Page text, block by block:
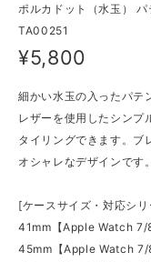
ポルカドット（水玉）
TA00251
¥5,800
細かい水玉の入ったパテ
レザーを使用したシンプ
タイリングできます。ブ
オシャレなデザインです。
[ケースサイズ・対応シリ
41mm【Apple Watch 7/
45mm【Apple Watch 7/